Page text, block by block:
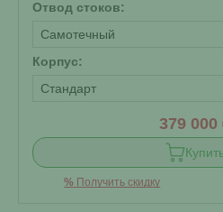
Отвод стоков:
Самотечный
Корпус:
Стандарт
379 000
% Получить скидку